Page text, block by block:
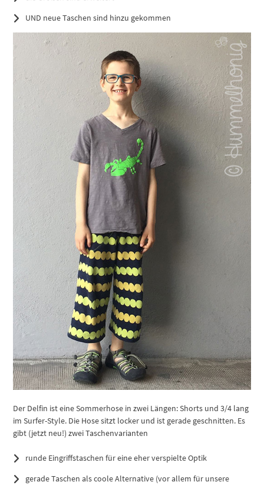
UND neue Taschen sind hinzu gekommen
Der Delfin ist eine Sommerhose in zwei Längen: Shorts und 3/4 lang
im Surfer-Style. Die Hose sitzt locker und ist gerade geschnitten. Es
gibt (jetzt neu!) zwei Taschenvarianten
runde Eingriffstaschen für eine eher verspielte Optik
gerade Taschen als coole Alternative (vor allem für unsere